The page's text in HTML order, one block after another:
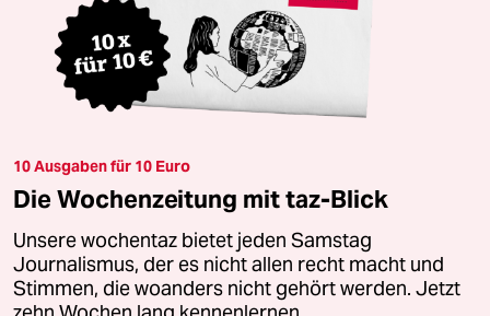
10 Ausgaben für 10 Euro
Die Wochenzeitung mit taz-Blick
Unsere wochentaz bietet jeden Samstag
Journalismus, der es nicht allen recht macht und
Stimmen, die woanders nicht gehört werden. Jetzt